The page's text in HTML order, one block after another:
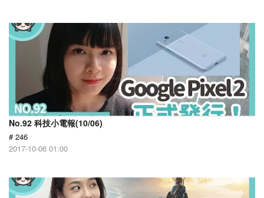
No.92 科技小電報(10/06)
# 246
2017-10-06 01:00